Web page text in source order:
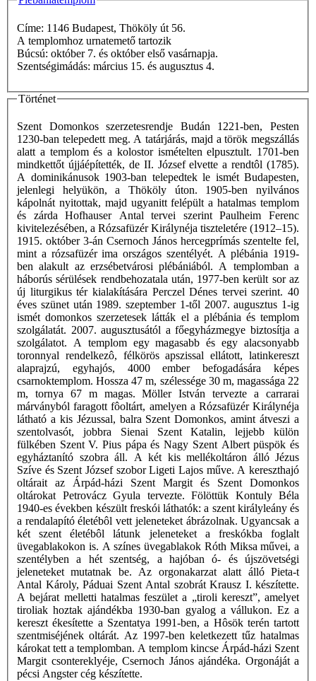
Címe: 1146 Budapest, Thököly út 56.
A templomhoz urnatemető tartozik
Búcsú: október 7. és október első vasárnapja.
Szentségimádás: március 15. és augusztus 4.
Történet
Szent Domonkos szerzetesrendje Budán 1221-ben, Pesten
1230-ban telepedett meg. A tatárjárás, majd a török megszállás
alatt a templom és a kolostor ismételten elpusztult. 1701-ben
mindkettőt újjáépítették, de II. József elvette a rendtôl (1785).
A dominikánusok 1903-ban telepedtek le ismét Budapesten,
jelenlegi helyükön, a Thököly úton. 1905-ben nyilvános
kápolnát nyitottak, majd ugyanitt felépült a hatalmas templom
és zárda Hofhauser Antal tervei szerint Paulheim Ferenc
kivitelezésében, a Rózsafüzér Királynéja tiszteletére (1912–15).
1915. október 3-án Csernoch János hercegprímás szentelte fel,
mint a rózsafüzér ima országos szentélyét. A plébánia 1919-
ben alakult az erzsébetvárosi plébániából. A templomban a
háborús sérülések rendbehozatala után, 1977-ben került sor az
új liturgikus tér kialakítására Perczel Dénes tervei szerint. 40
éves szünet után 1989. szeptember 1-től 2007. augusztus 1-ig
ismét domonkos szerzetesek látták el a plébánia és templom
szolgálatát. 2007. augusztusától a főegyházmegye biztosítja a
szolgálatot. A templom egy magasabb és egy alacsonyabb
toronnyal rendelkezô, félkörös apszissal ellátott, latinkereszt
alaprajzú, egyhajós, 4000 ember befogadására képes
csarnoktemplom. Hossza 47 m, szélessége 30 m, magassága 22
m, tornya 67 m magas. Möller István tervezte a carrarai
márványból faragott fôoltárt, amelyen a Rózsafüzér Királynéja
látható a kis Jézussal, balra Szent Domonkos, amint átveszi a
szentolvasót, jobbra Sienai Szent Katalin, lejjebb külön
fülkében Szent V. Pius pápa és Nagy Szent Albert püspök és
egyháztanító szobra áll. A két kis mellékoltáron álló Jézus
Szíve és Szent József szobor Ligeti Lajos műve. A kereszthajó
oltárait az Árpád-házi Szent Margit és Szent Domonkos
oltárokat Petrovácz Gyula tervezte. Fölöttük Kontuly Béla
1940-es években készült freskói láthatók: a szent királyleány és
a rendalapító életébôl vett jeleneteket ábrázolnak. Ugyancsak a
két szent életébôl látunk jeleneteket a freskókba foglalt
üvegablakokon is. A színes üvegablakok Róth Miksa művei, a
szentélyben a hét szentség, a hajóban ó- és újszövetségi
jeleneteket mutatnak be. Az orgonakarzat alatt álló Pieta-t
Antal Károly, Páduai Szent Antal szobrát Krausz I. készítette.
A bejárat melletti hatalmas feszület a „tiroli kereszt”, amelyet
tiroliak hoztak ajándékba 1930-ban gyalog a vállukon. Ez a
kereszt ékesítette a Szentatya 1991-ben, a Hôsök terén tartott
szentmiséjének oltárát. Az 1997-ben keletkezett tűz hatalmas
károkat tett a templomban. A templom kincse Árpád-házi Szent
Margit csontereklyéje, Csernoch János ajándéka. Orgonáját a
pécsi Angster cég készítette.